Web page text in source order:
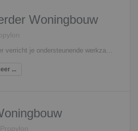
Woningbouw
Als assistent uitvoerder verricht je ondersteunende werkzaamheden uit voor de uitvoerder. Samen met de uitvoerder geef je leiding aan het personeel op de bouwplaats van één of meerdere woningbouwprojecten. Je verdeelt de werkzaamheden over de ploegen, de onderaannemers en de installateurs. Op kleine projecten bent jij de uitvoerder. Je houdt de veiligheidsvoorzieningen in de gaten en regelt dat alles op tijd af is. Je zorgt ervoor dat de juiste materialen op de juiste tijd op de juiste plaats aanwezig zijn. Je trekt de materialen uit aan de hand van bestekken en na oplevering handel je klachten af binnen de gestelde termijn.
...
Propylon